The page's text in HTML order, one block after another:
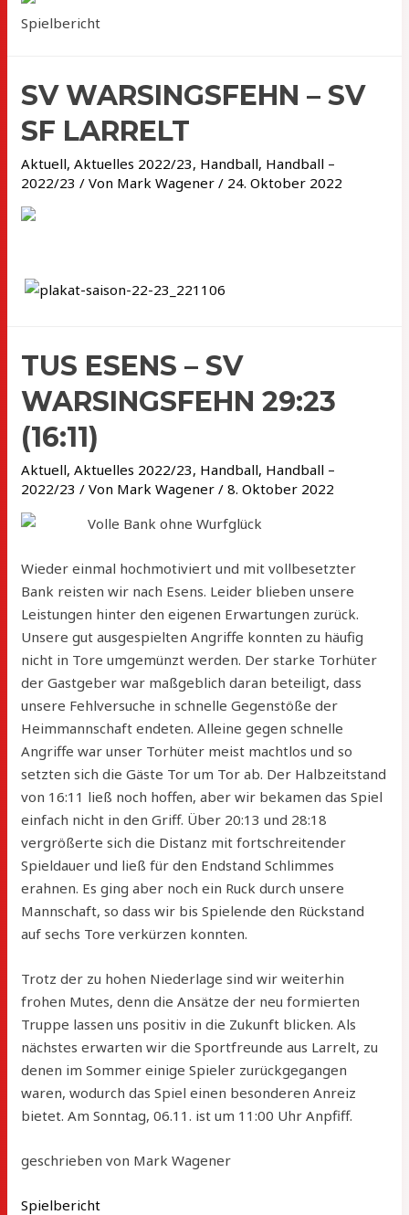
Spielbericht
SV WARSINGSFEHN – SV
SF LARRELT
Aktuell,Aktuelles 2022/23, Handball, Handball –
2022/23 / Von Mark Wagener / 24. Oktober 2022
TUS ESENS – SV
WARSINGSFEHN 29:23
(16:11)
Aktuell,Aktuelles 2022/23, Handball, Handball –
2022/23 / Von Mark Wagener /8. Oktober 2022
Volle Bank ohne Wurfglück
Wieder einmal hochmotiviert und mit vollbesetzter
Bank reisten wir nach Esens. Leider blieben unsere
Leistungen hinter den eigenen Erwartungen zurück.
Unsere gut ausgespielten Angriffe konnten zu häufig
nicht in Tore umgemünzt werden. Der starke Torhüter
der Gastgeber war maßgeblich daran beteiligt, dass
unsere Fehlversuche in schnelle Gegenstöße der
Heimmannschaft endeten. Alleine gegen schnelle
Angriffe war unser Torhüter meist machtlos und so
setzten sich die Gäste Tor um Tor ab. Der Halbzeitstand
von 16:11 ließ noch hoffen, aber wir bekamen das Spiel
einfach nicht in den Griff. Über 20:13 und 28:18
vergrößerte sich die Distanz mit fortschreitender
Spieldauer und ließ für den Endstand Schlimmes
erahnen. Es ging aber noch ein Ruck durch unsere
Mannschaft, so dass wir bis Spielende den Rückstand
auf sechs Tore verkürzen konnten.
Trotz der zu hohen Niederlage sind wir weiterhin
frohen Mutes, denn die Ansätze der neu formierten
Truppe lassen uns positiv in die Zukunft blicken. Als
nächstes erwarten wir die Sportfreunde aus Larrelt, zu
denen im Sommer einige Spieler zurückgegangen
waren, wodurch das Spiel einen besonderen Anreiz
bietet. Am Sonntag, 06.11. ist um 11:00 Uhr Anpfiff.
geschrieben von Mark Wagener
Spielbericht